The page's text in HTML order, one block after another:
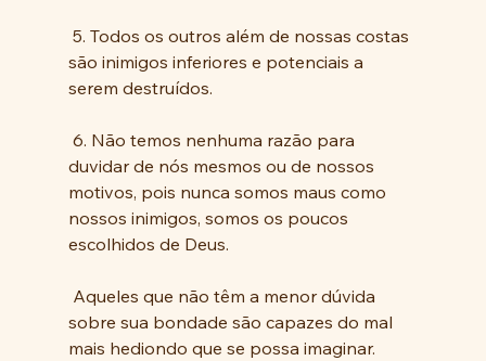
são inimigos inferiores e potenciais a
serem destruídos.
duvidar de nós mesmos ou de nossos
motivos, pois nunca somos maus como
nossos inimigos, somos os poucos
escolhidos de Deus.
sobre sua bondade são capazes do mal
mais hediondo que se possa imaginar.